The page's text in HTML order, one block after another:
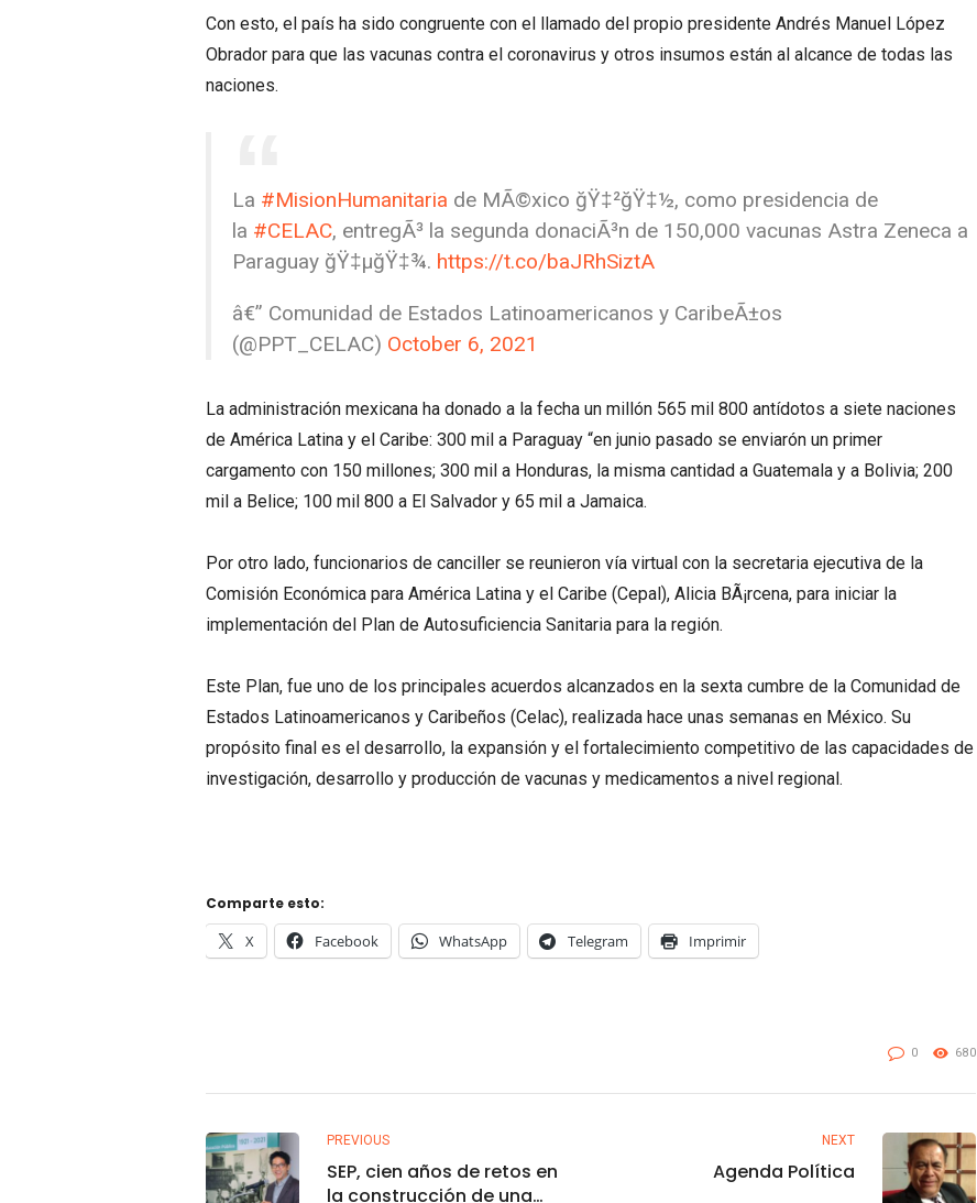
Con esto, el paí­s ha sido congruente con el llamado del propio presidente Andrés Manuel López
Obrador para que las vacunas contra el coronavirus y otros insumos están al alcance de todas las
naciones.
La #MisionHumanitaria de MÃ©xico ğŸ‡²ğŸ‡½, como presidencia de
la #CELAC, entregÃ³ la segunda donaciÃ³n de 150,000 vacunas Astra Zeneca a
Paraguay ğŸ‡µğŸ‡¾. https://t.co/baJRhSiztA
â€” Comunidad de Estados Latinoamericanos y CaribeÃ±os
(@PPT_CELAC) October 6, 2021
La administración mexicana ha donado a la fecha un millón 565 mil 800 antí­dotos a siete naciones
de América Latina y el Caribe: 300 mil a Paraguay “en junio pasado se enviarón un primer
cargamento con 150 millones; 300 mil a Honduras, la misma cantidad a Guatemala y a Bolivia; 200
mil a Belice; 100 mil 800 a El Salvador y 65 mil a Jamaica.
Por otro lado, funcionarios de canciller se reunieron vía virtual con la secretaria ejecutiva de la
Comisión Económica para América Latina y el Caribe (Cepal), Alicia BÃ¡rcena, para iniciar la
implementación del Plan de Autosuficiencia Sanitaria para la región.
Este Plan, fue uno de los principales acuerdos alcanzados en la sexta cumbre de la Comunidad de
Estados Latinoamericanos y Caribeños (Celac), realizada hace unas semanas en México. Su
propósito final es el desarrollo, la expansión y el fortalecimiento competitivo de las capacidades de
investigación, desarrollo y producción de vacunas y medicamentos a nivel regional.
Comparte esto:
X Facebook WhatsApp Telegram Imprimir
0 680
PREVIOUS
SEP, cien años de retos en
la construcción de una
NEXT
Agenda Política